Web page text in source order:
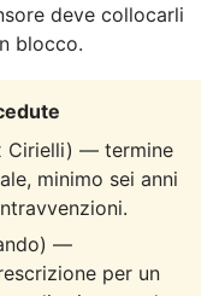
deve collocarli
blocco.
Cirielli) — termine
minimo sei anni
—
per un